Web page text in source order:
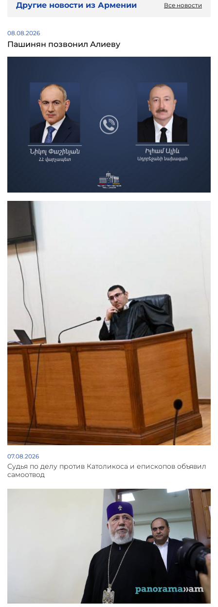
Другие новости из Армении Все новости
08.08.2026
Пашинян позвонил Алиеву
07.08.2026
Судья по делу против Католикоса и епископов объявил
самоотвод